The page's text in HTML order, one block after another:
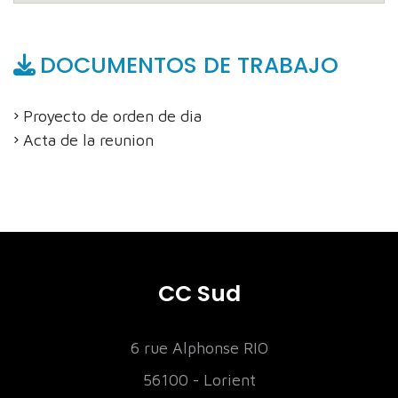
DOCUMENTOS DE TRABAJO
Proyecto de orden de dia
Acta de la reunion
CC Sud
6 rue Alphonse RIO
56100 - Lorient